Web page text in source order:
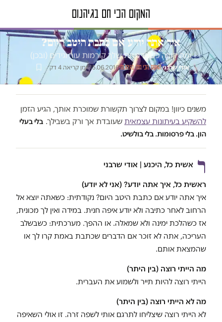
טור דעה
איך אתה יודע אם כתבת היטב היום?
ומה קורה כשהדמויות שלך קורמות עור וגידים (ובכן)
אודי שרבני·המקום הכי חם בגיהנום·
15.06.2016
·זמן קריאה 4 דק׳
משנים כיוון! במקום לצרוך תקשורת שמוכרת אותך, הגיע הזמן
להשקיע בעיתונות עצמאית שעובדת אך ורק בשבילך. בלי בעלי
הון. בלי פרסומות. בלי בולשיט.
ר אשית כל, היכנע | אודי שרבני
ראשית כל, איך אתה יודע? (אני לא יודע)
איך אתה יודע אם כתבת היטב היום? נקודתית: כשאתה יוצא אל
הרחוב לאחר כתיבה ולא יודע איפה חנית. במידה ואין לך מכונית,
אז כשהלכת ימינה ולא שמאלה. או ההפך. מערכתית: כשבשלב
העריכה, אתה לא זוכר אם הדברים שכתבת באמת קרו לך או
שהמצאת אותם.
מה הייתי רוצה (בין היתר)
הייתי רוצה להיות תייר ולשמוע את העברית.
מה לא הייתי רוצה (בין היתר)
לא הייתי רוצה שיצליחו לתרגם אותי לשפה זרה. זו אולי השאיפה